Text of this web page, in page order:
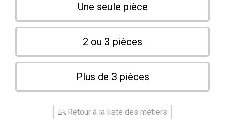
Une seule pièce
2 ou 3 pièces
Plus de 3 pièces
Retour à la liste des métiers